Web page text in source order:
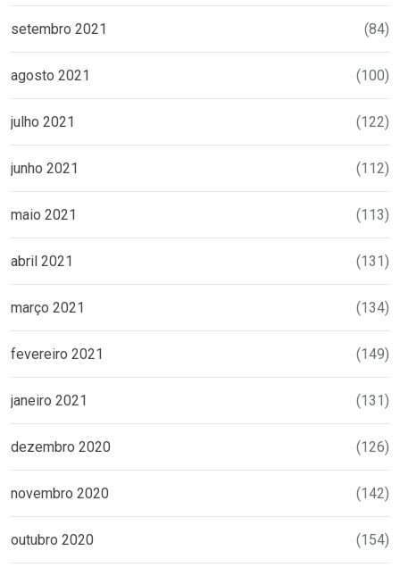
setembro 2021 (84)
agosto 2021 (100)
julho 2021 (122)
junho 2021 (112)
maio 2021 (113)
abril 2021 (131)
março 2021 (134)
fevereiro 2021 (149)
janeiro 2021 (131)
dezembro 2020 (126)
novembro 2020 (142)
outubro 2020 (154)